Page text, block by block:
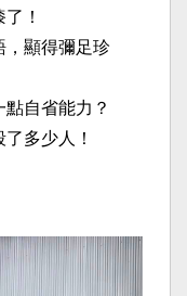
！
，顯得彌足珍
自省能力？
多少人！